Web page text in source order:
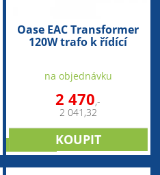
Oase EAC Transformer
120W trafo k řídící
na objednávku
2 470,-
2 041,32